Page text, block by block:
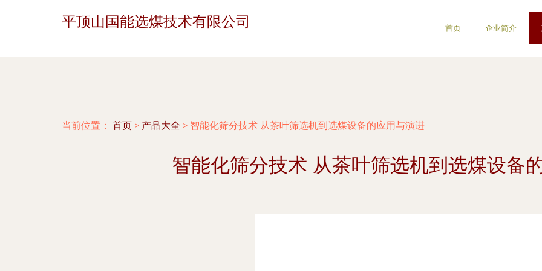
平顶山国能选煤技术有限公司 首页 企业简介
当前位置： 首页 > 产品大全 > 智能化筛分技术 从茶叶筛选机到选煤设备的应用与演进
智能化筛分技术 从茶叶筛选机到选煤设备